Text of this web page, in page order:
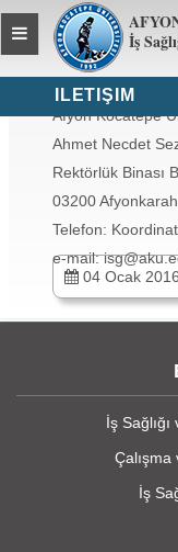
İş
Toggle
global
navigation
İLETIŞIM
Afyon Kocatepe
Ahmet Necdet
Rektörlük Binası
03200
Telefon:
e-mail:
04 Ocak
İş
Çalışma
İş